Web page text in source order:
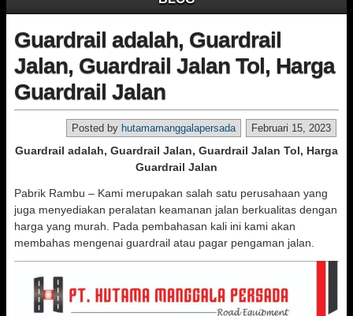
Guardrail adalah, Guardrail
Jalan, Guardrail Jalan Tol, Harga
Guardrail Jalan
Februari 15, 2023
Posted by hutamamanggalapersada
Guardrail adalah, Guardrail Jalan, Guardrail Jalan Tol, Harga
Guardrail Jalan
Pabrik Rambu – Kami merupakan salah satu perusahaan yang
juga menyediakan peralatan keamanan jalan berkualitas dengan
harga yang murah. Pada pembahasan kali ini kami akan
membahas mengenai guardrail atau pagar pengaman jalan.